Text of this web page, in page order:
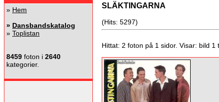
» Hem
» Dansbandskatalog
» Toplistan
8459 foton i 2640
kategorier.
SLÄKTINGARNA
(Hits: 5297)
Hittat: 2 foton på 1 sidor. Visar: bild 1